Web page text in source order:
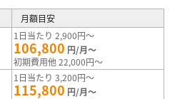
月額目安
1日当たり 2,900円～
106,800 円/月～
初期費用他 22,000円～
1日当たり 3,200円～
115,800 円/月～